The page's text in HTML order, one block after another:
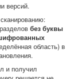
версий.
без буквы
область) в
и получил